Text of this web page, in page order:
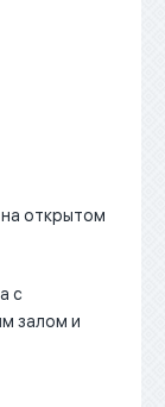
открытом
с
залом и